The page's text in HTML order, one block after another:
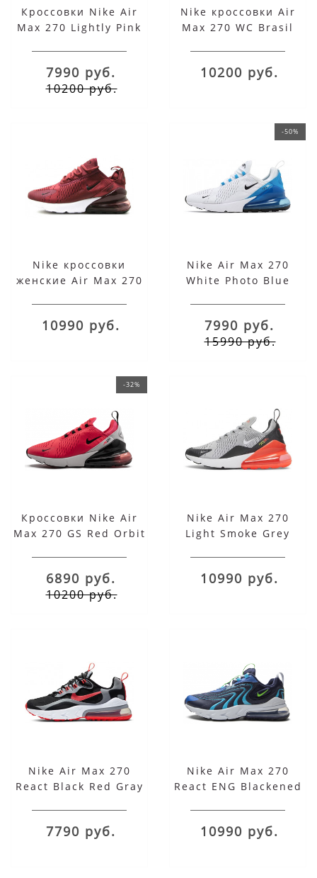
Кроссовки Nike Air
Max 270 Lightly Pink
7990 руб.
10200 руб.
Nike кроссовки Air
Max 270 WC Brasil
10200 руб.
Nike кроссовки
женские Air Max 270
10990 руб.
-50%
Nike Air Max 270
White Photo Blue
7990 руб.
15990 руб.
-32%
Кроссовки Nike Air
Max 270 GS Red Orbit
6890 руб.
10200 руб.
Nike Air Max 270
Light Smoke Grey
10990 руб.
Nike Air Max 270
React Black Red Gray
7790 руб.
Nike Air Max 270
React ENG Blackened
10990 руб.